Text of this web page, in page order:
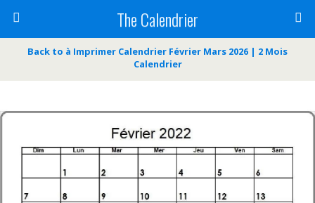
The Calendrier
Back to à Imprimer Calendrier Février Mars 2026 | 2 Mois
Calendrier